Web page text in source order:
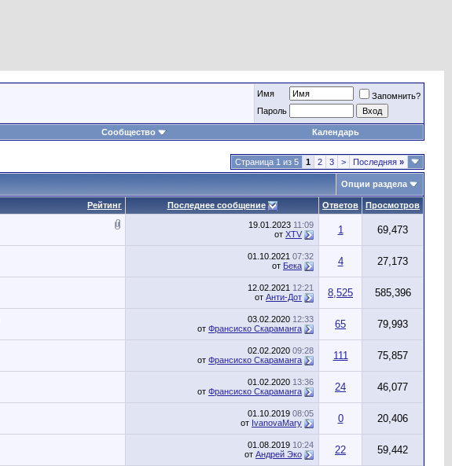
Имя
Запомнить?
Пароль
Сообщество Календарь
Страница 1 из 5 1 2 3 > Последняя »
Опции раздела
Рейтинг Последнее сообщение Ответов Просмотров
19.01.2023 11:09
от XTV 1 69,473
01.10.2021 07:32
от Бека 4 27,173
12.02.2021 12:21
от Анти-Дот 8,525 585,396
03.02.2020 12:33
от Франсиско Скараманга 65 79,993
02.02.2020 09:28
от Франсиско Скараманга 111 75,857
01.02.2020 13:36
от Франсиско Скараманга 24 46,077
01.10.2019 08:05
от IvanovaMary 0 20,406
01.08.2019 10:24
от Андрей Эко 22 59,442